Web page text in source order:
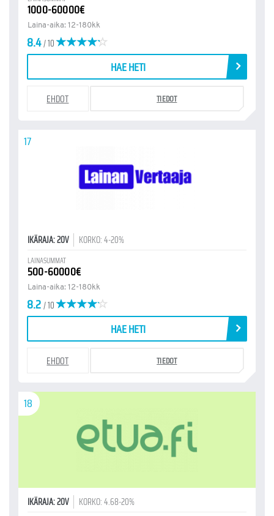
1000-60000€
Laina-aika: 12-180kk
8.4/ 10
HAE HETI
EHDOT TIEDOT
17
IKÄRAJA: 20V KORKO: 4-20%
LAINASUMMAT
500-60000€
Laina-aika: 12-180kk
8.2/ 10
HAE HETI
EHDOT TIEDOT
18
IKÄRAJA: 20V KORKO: 4.68-20%